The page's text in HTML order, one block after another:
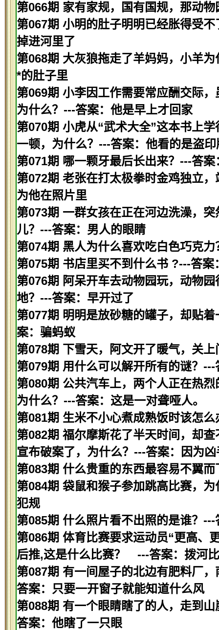
第066期 家有家规，国有国规，那动
第067期 小明的肚子明明已经胀得受
掉进河里了
第068期 大灰狼拖走了羊妈妈，小羊
*的肚子里
第069期 小李因工作需要常应酬交际
为什么？---答案：他是早上才回家
第070期 小虎从“武术大全”这本书上
一顿，为什么？---答案：他看的是盗印
第071期 哪一颗牙最后长出来？---答案
第072期 老张在打太极拳时金鸡独立
为他在照片里
第073期 一群女孩在正在河边洗澡，
儿？---答案：男人的眼睛
第074期 黑人为什么喜欢吃白色巧克
第075期 书店里买不到什么书 ?---答案
第076期 阿呆开车去动物园玩，动物
地？---答案：早开过了
第077期 明明是放砂糖的罐子，却贴
案：骗蚂蚁
第078期 下雪天，阿文开了暖气，关
第079期 用什么可以解开所有的谜？---
第080期 公共汽车上，两个人正在热
为什么？---答案：这是一对聋哑人。
第081期 生米不小心煮成熟饭时该怎
第082期 福尔摩斯花了半天时间，却
宣布破案了，为什么？---答案：因为
第083期 什么贵重的东西最容易不翼
第084期 袋鼠和猴子参加跳高比赛，
犯规
第085期 什么照片看不出照的是谁？---
第086期 体育比赛要求运动员“更高、
后推,这是什么比赛？ ---答案：拨河
第087期 有一间屋子的北边有肥料厂
答案：只要一开窗子就能知道什么风
第088期 有一个眼睛瞎了的人，走到
答案：他瞎了一只眼